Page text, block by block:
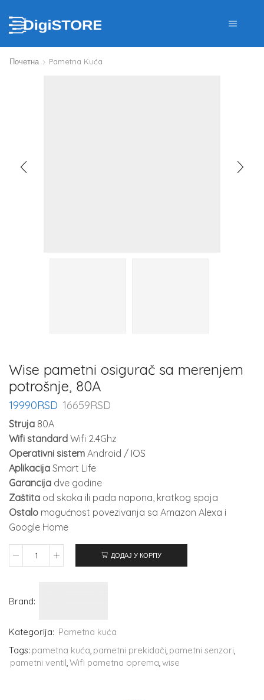
Почетна Pametna Kuća
Wise pametni osigurač sa merenjem
potrošnje, 80A
19990RSD 16659RSD
Struja 80A
Wifi standard Wifi 2.4Ghz
Operativni sistem Android / IOS
Aplikacija Smart Life
Garancija dve godine
Zaštita od skoka ili pada napona, kratkog spoja
Ostalo mogućnost povezivanja sa Amazon Alexa i
Google Home
ДОДАЈ У КОРПУ
Brand:
Kategorija: Pametna kuća
Tags: pametna kuća pametni prekidači pametni senzori
pametni ventil Wifi pametna oprema wise